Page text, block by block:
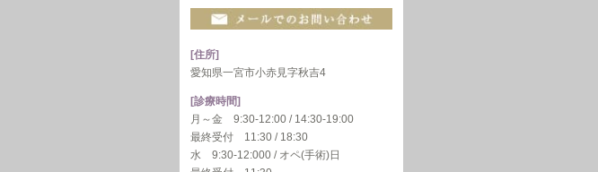
[住所]
愛知県一宮市小赤見字秋吉4
[診療時間]
月～金 9:30-12:00 / 14:30-19:00
最終受付 11:30 / 18:30
水 9:30-12:000 / オペ(手術)日